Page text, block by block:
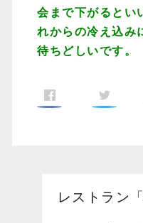
会まで下がるとい
れからの冷え込み
待ちどしいです。
レストラン